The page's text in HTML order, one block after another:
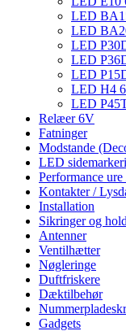
LED
LED
LED
LED
LED
LED H4
LED
Relæer 6V
Fatninger
Modstande
LED
Performance
Kontakter /
Installation
Sikringer og
Antenner
Ventilhætter
Nøgleringe
Duftfriskere
Dæktilbehør
Gadgets